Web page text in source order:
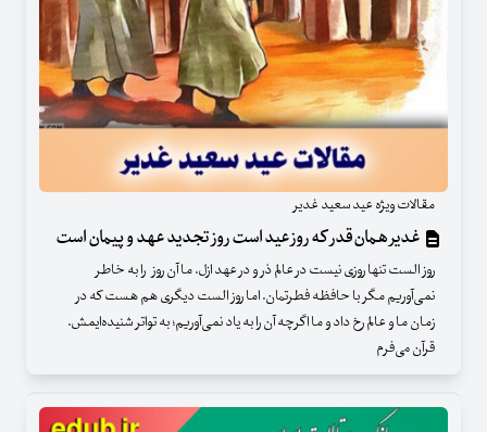
مقالات ویژه عید سعید غدیر
غدیر همان‌قدر که روز عید است روز تجدید عهد و پیمان است
روز الست تنها روزی نیست در عالم ذر و در عهد ازل. ما آن روز را به خاطر
نمی‌آوریم مگر با حافظه فطرتمان. اما روز الست دیگری هم هست که در
زمان ما و عالم رخ داد و ما اگرچه آن را به یاد نمی‌آوریم؛ به تواتر شنیده‌ایمش.
قرآن می‌فرم